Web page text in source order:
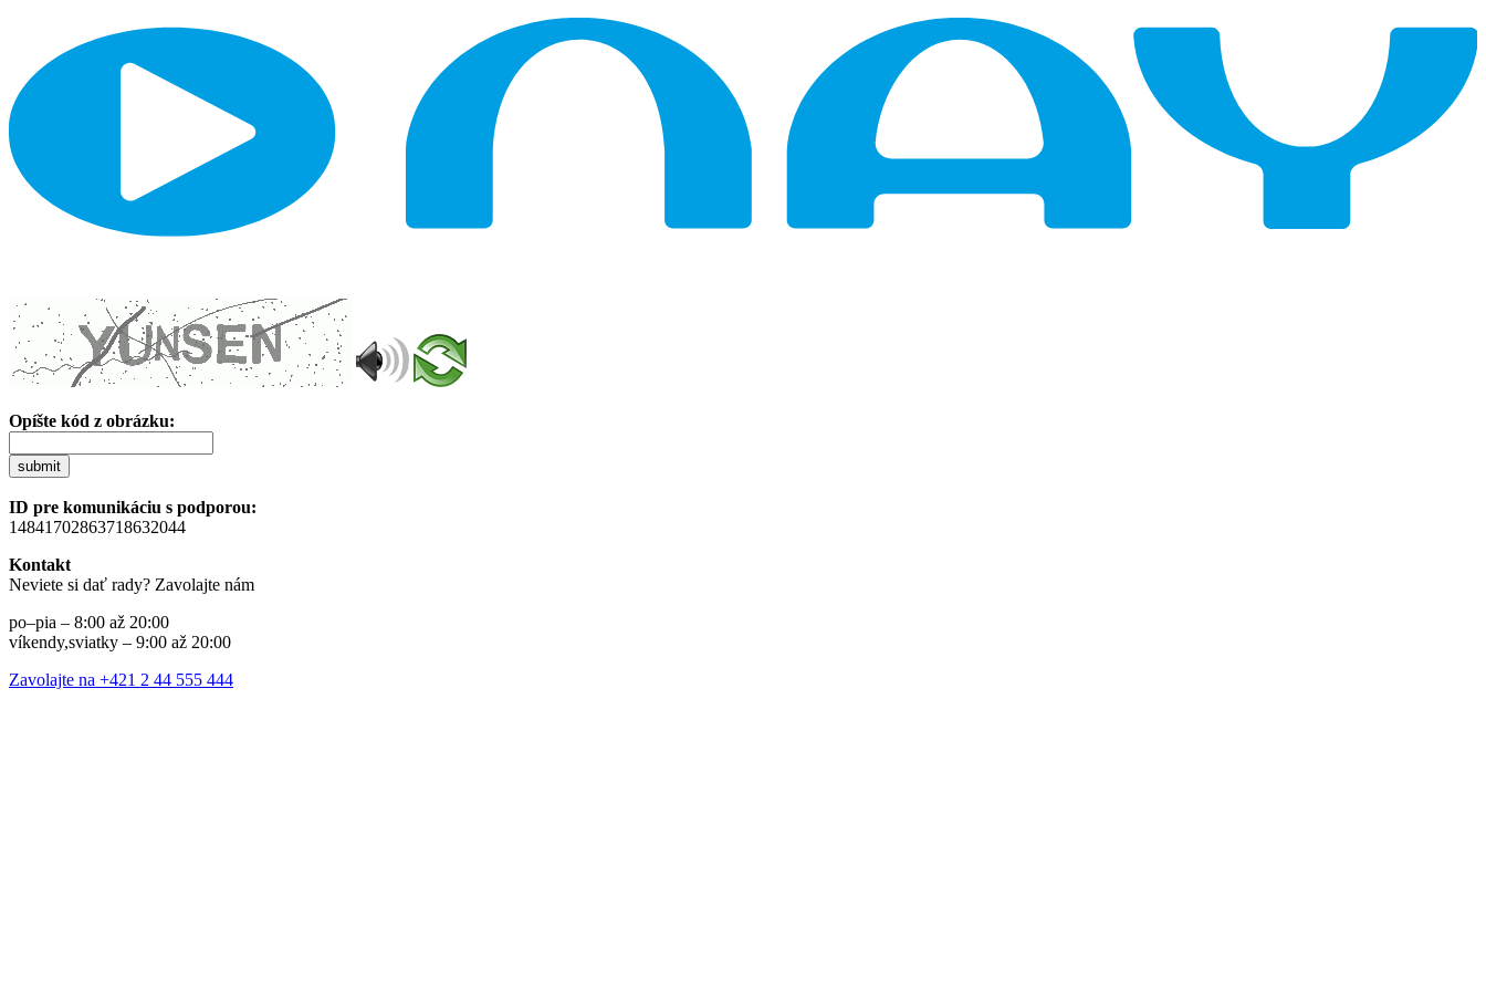
Opíšte kód z obrázku:
submit
ID pre komunikáciu s podporou:
14841702863718632044
Kontakt
Neviete si dať rady? Zavolajte nám
po–pia – 8:00 až 20:00
víkendy,sviatky – 9:00 až 20:00
Zavolajte na +421 2 44 555 444